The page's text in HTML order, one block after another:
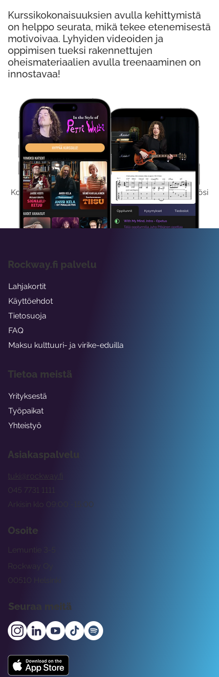
Kokeile Ilmaiseksi
Kokeilemalla ilmaiseksi saat koko sisältömme käyttöösi
viikon ajaksi.
Kurssikokonaisuuksien avulla kehittymistä
on helppo seurata, mikä tekee etenemisestä
motivoivaa. Lyhyiden videoiden ja
oppimisen tueksi rakennettujen
oheismateriaalien avulla treenaaminen on
innostavaa!
Asiakaspalvelu
tuki@rockway.fi
Arkisin klo 09:00 -15:00
045 7731 1111
Osoite
Rockway Oy
Lemuntie 3-5
00510 Helsinki
Seuraa meitä
Rockway.fi palvelu
Lahjakortit
Käyttöehdot
Tietosuoja
FAQ
Maksu kulttuuri- ja virike-eduilla
Tietoa meistä
Yrityksestä
Työpaikat
Yhteistyö